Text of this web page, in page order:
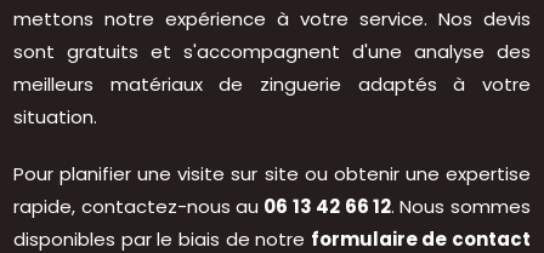
mettons notre expérience à votre service. Nos devis
sont gratuits et s'accompagnent d'une analyse des
meilleurs matériaux de zinguerie adaptés à votre
situation.
Pour planifier une visite sur site ou obtenir une expertise
rapide, contactez-nous au 06 13 42 66 12. Nous sommes
disponibles par le biais de notre formulaire de contact